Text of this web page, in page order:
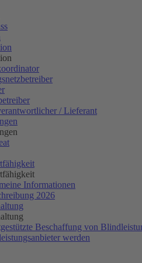
/ Lieferant
Informationen
2026
Beschaffung von
werden